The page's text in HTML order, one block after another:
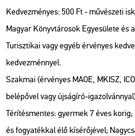
Kedvezményes: 500 Ft - művészeti
Magyar Könyvtárosok Egyesülete és
Turisztikai vagy egyéb érvényes
kedvezménnyel.
Szakmai (érvényes MAOE, MKISZ,
belépővel vagy újságíró-
Térítésmentes: gyermek 7 éves
és fogyatékkal élő kísérőjével;